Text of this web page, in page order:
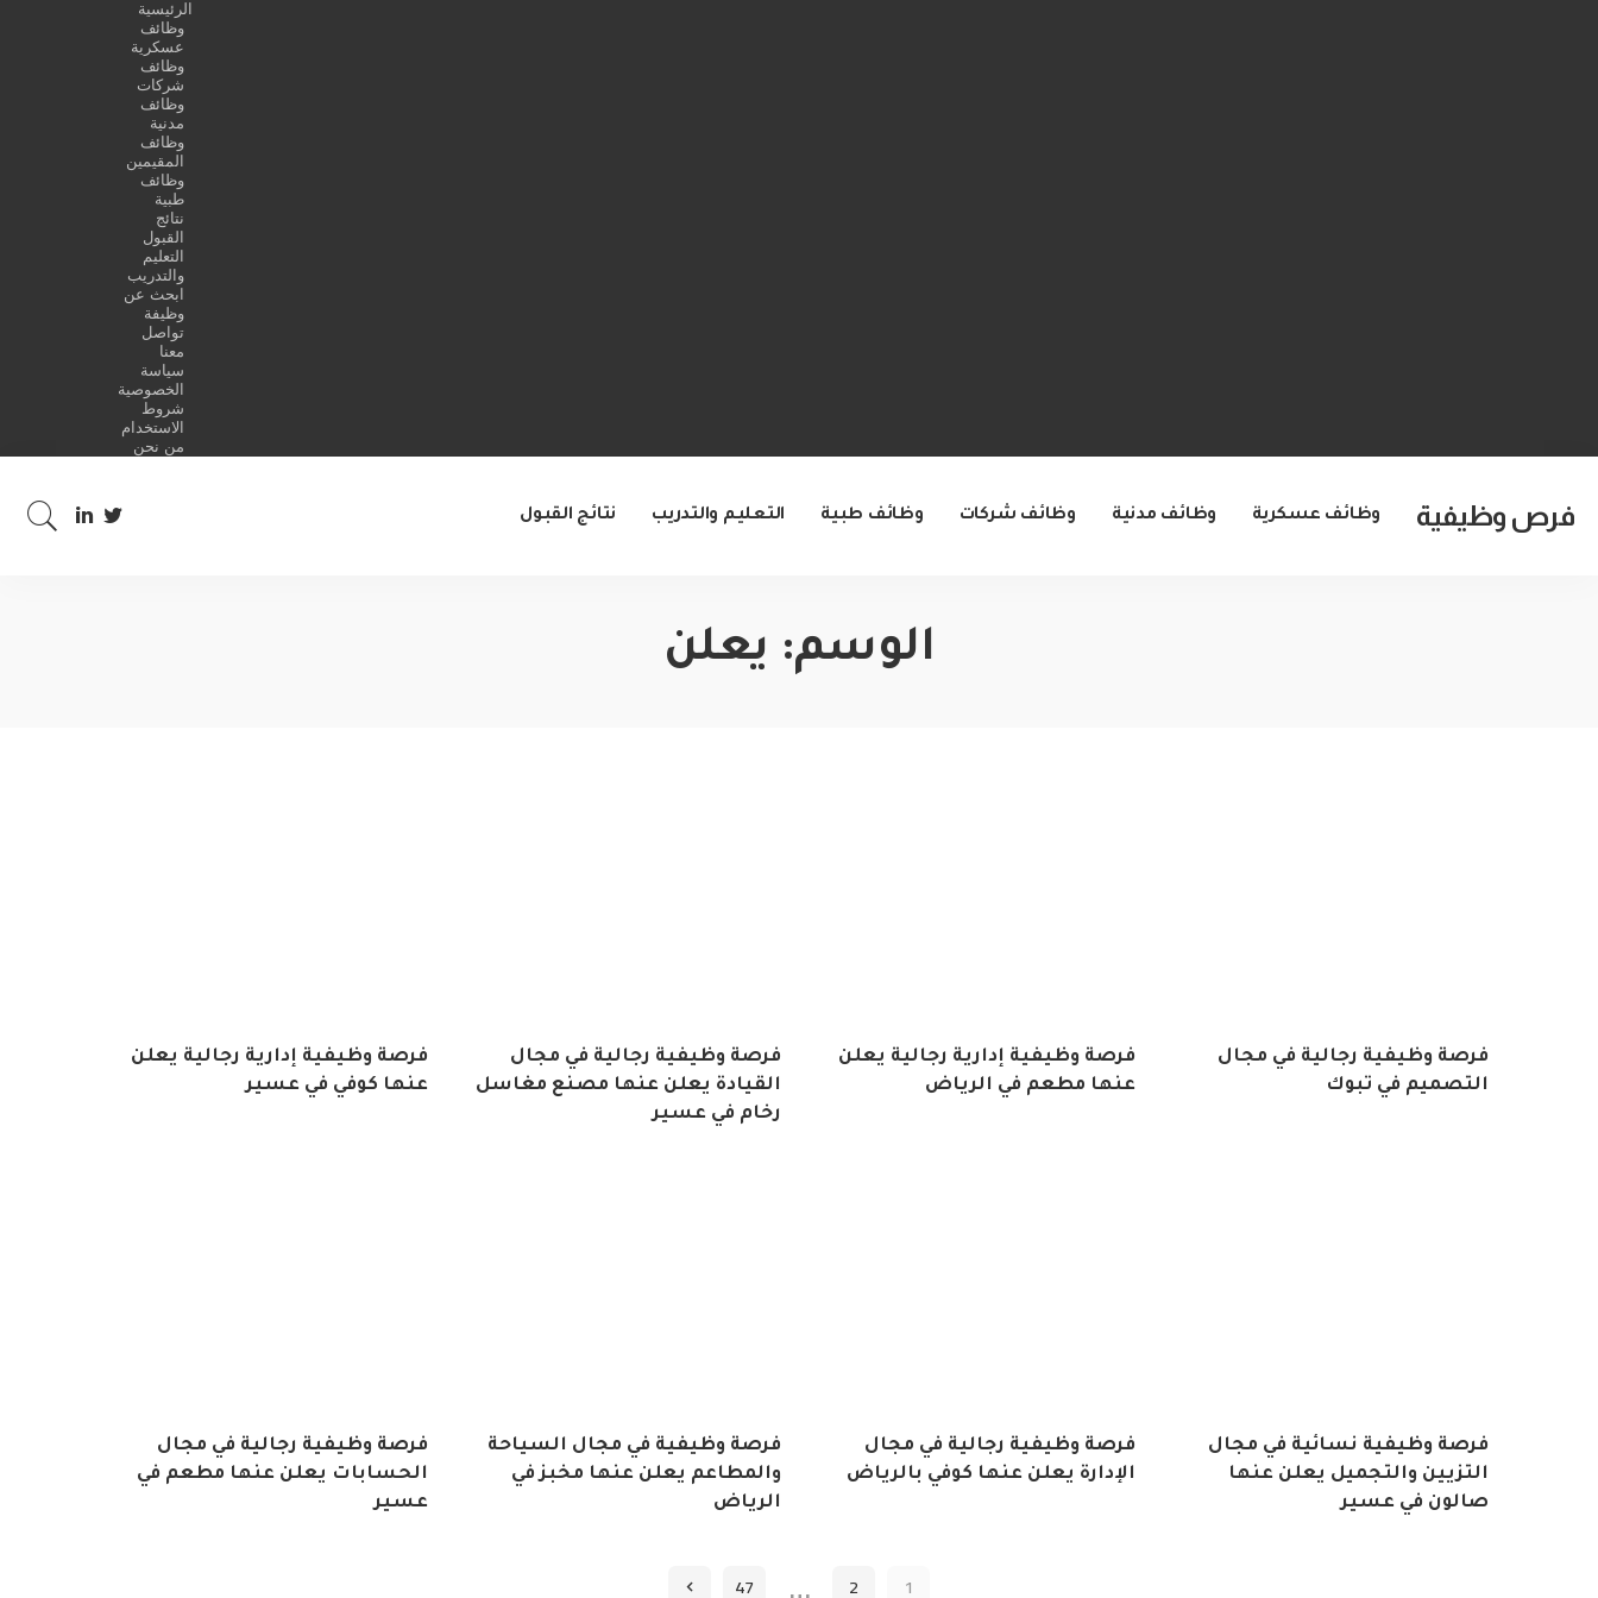
الرئيسية
وظائف
عسكرية
وظائف
شركات
وظائف
مدنية
وظائف
المقيمين
وظائف
طبية
نتائج
القبول
التعليم
والتدريب
ابحث عن
وظيفة
تواصل
معنا
سياسة
الخصوصية
شروط
الاستخدام
من نحن
فرص وظيفية وظائف عسكرية وظائف مدنية وظائف شركات وظائف طبية التعليم والتدريب نتائج القبول
الوسم: يعلن
فرصة وظيفية رجالية في مجال
التصميم في تبوك
فرصة وظيفية إدارية رجالية يعلن
عنها مطعم في الرياض
فرصة وظيفية رجالية في مجال
القيادة يعلن عنها مصنع مغاسل
رخام في عسير
فرصة وظيفية إدارية رجالية يعلن
عنها كوفي في عسير
فرصة وظيفية نسائية في مجال
التزيين والتجميل يعلن عنها
صالون في عسير
فرصة وظيفية رجالية في مجال
الإدارة يعلن عنها كوفي بالرياض
فرصة وظيفية في مجال السياحة
والمطاعم يعلن عنها مخبز في
الرياض
فرصة وظيفية رجالية في مجال
الحسابات يعلن عنها مطعم في
عسير
1
2
47